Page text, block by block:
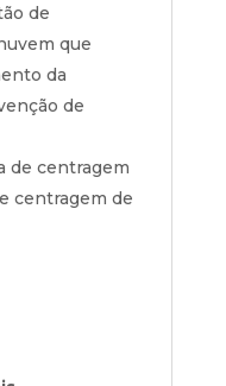
de
que
da
de
de centragem
centragem de